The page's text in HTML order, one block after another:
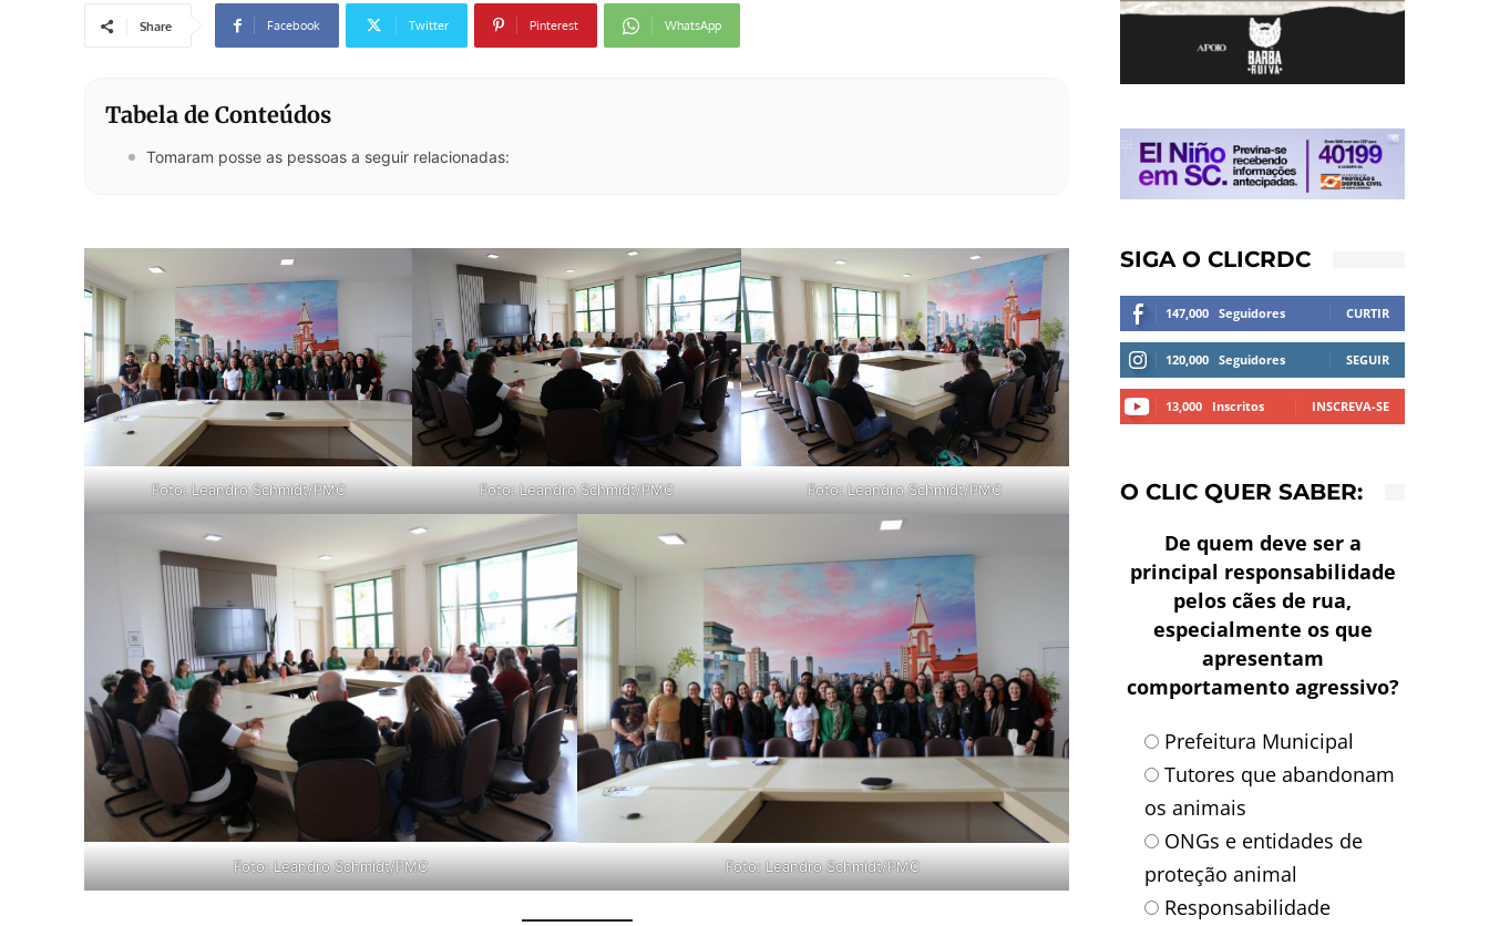
Share Facebook Twitter Pinterest WhatsApp
Tabela de Conteúdos
Tomaram posse as pessoas a seguir relacionadas:
Foto: Leandro Schmidt/PMC Foto: Leandro Schmidt/PMC Foto: Leandro Schmidt/PMC
Foto: Leandro Schmidt/PMC Foto: Leandro Schmidt/PMC
SIGA O CLICRDC
147,000 Seguidores CURTIR
120,000 Seguidores SEGUIR
13,000 Inscritos INSCREVA-SE
O CLIC QUER SABER:
De quem deve ser a
principal responsabilidade
pelos cães de rua,
especialmente os que
apresentam
comportamento agressivo?
Prefeitura Municipal
Tutores que abandonam
os animais
ONGs e entidades de
proteção animal
Responsabilidade